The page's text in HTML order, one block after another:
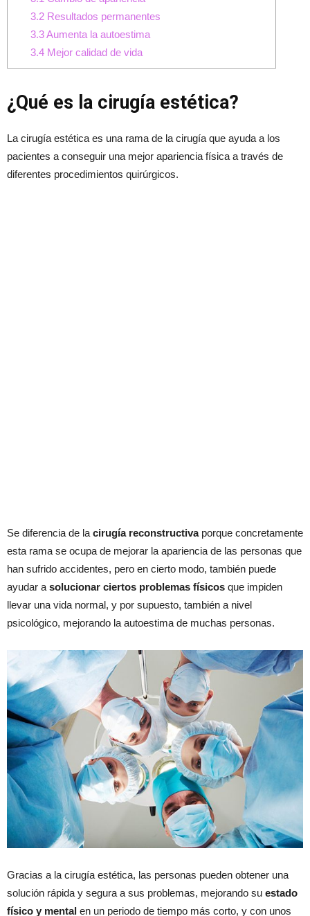
3.2Resultados permanentes
3.3Aumenta la autoestima
3.4Mejor calidad de vida
¿Qué es la cirugía estética?
La cirugía estética es una rama de la cirugía que ayuda a los
pacientes a conseguir una mejor apariencia física a través de
diferentes procedimientos quirúrgicos.
Se diferencia de lacirugía reconstructivaporque concretamente
esta rama se ocupa de mejorar la apariencia de las personas que
han sufrido accidentes, pero en cierto modo, también puede
ayudar asolucionar ciertos problemas físicos que impiden
llevar una vida normal, y por supuesto, también a nivel
psicológico, mejorando la autoestima de muchas personas.
Gracias a la cirugía estética, las personas pueden obtener una
solución rápida y segura a sus problemas, mejorando su estado
físico y mental en un periodo de tiempo más corto, y con unos